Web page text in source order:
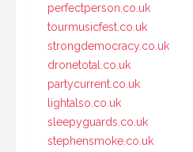
perfectperson.co.uk
tourmusicfest.co.uk
strongdemocracy.co.uk
dronetotal.co.uk
partycurrent.co.uk
lightalso.co.uk
sleepyguards.co.uk
stephensmoke.co.uk